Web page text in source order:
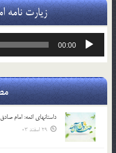
زیارت نامه
پخش‌کننده
00:00
داستانهای ائمه: امام
29 اسفند 03